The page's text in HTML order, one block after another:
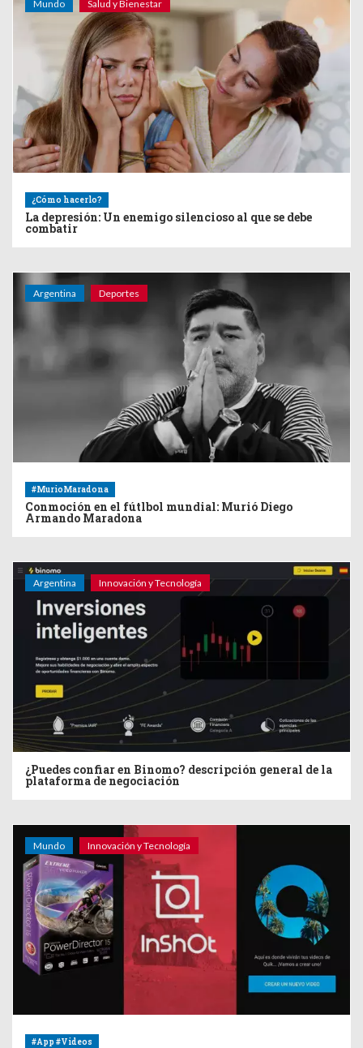
Mundo Salud y Bienestar
¿Cómo hacerlo?
La depresión: Un enemigo silencioso al que se debe
combatir
Argentina Deportes
#MurioMaradona
Conmoción en el fútlbol mundial: Murió Diego
Armando Maradona
Argentina Innovación y Tecnología
¿Puedes confiar en Binomo? descripción general de la
plataforma de negociación
Mundo Innovación y Tecnología
#App #Videos